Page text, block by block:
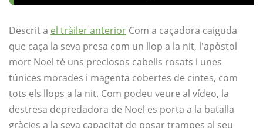
Descrit a el tràiler anterior Com a caçadora caiguda
que caça la seva presa com un llop a la nit, l'apòstol
mort Noel té uns preciosos cabells rosats i unes
túnices morades i magenta cobertes de cintes, com
tots els llops a la nit. Com podeu veure al vídeo, la
destresa depredadora de Noel es porta a la batalla
gràcies a la seva capacitat de posar trampes al seu